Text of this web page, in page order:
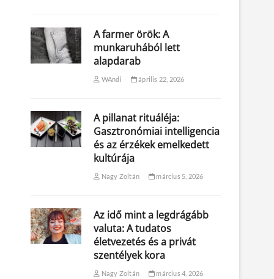
A farmer örök: A
munkaruhából lett
alapdarab
WAndi április 22, 2026
A pillanat rituáléja:
Gasztronómiai intelligencia
és az érzékek emelkedett
kultúrája
Nagy Zoltán március 5, 2026
Az idő mint a legdrágább
valuta: A tudatos
életvezetés és a privát
szentélyek kora
Nagy Zoltán március 4, 2026